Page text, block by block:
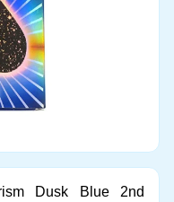
Dusk Blue 2nd